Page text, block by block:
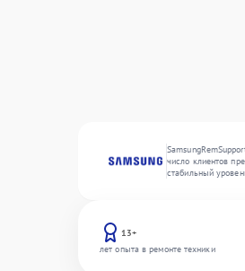
число клиентов
стабильный
13+
лет опыта в ремонте техники